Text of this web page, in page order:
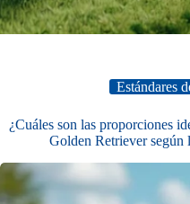
Estándares
¿Cuáles son las proporciones
Golden Retriever según